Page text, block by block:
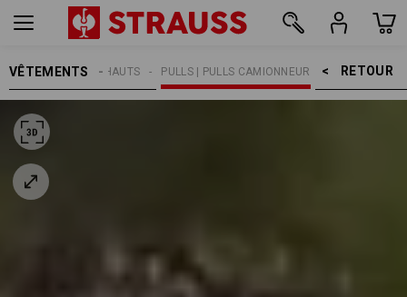
VÊTEMENTS RETOUR    >
PULLS | PULLS CAMIONNEUR
HAUTS
HOMMES